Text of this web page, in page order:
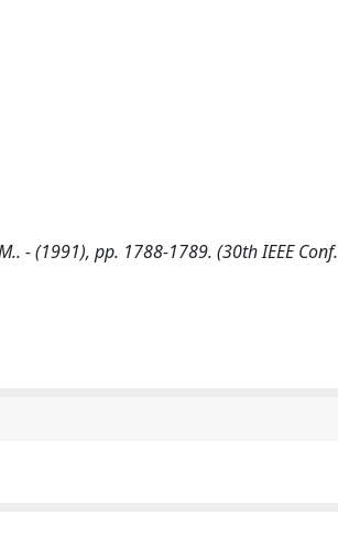
- (1991), pp. 1788-1789. (30th IEEE Conf.